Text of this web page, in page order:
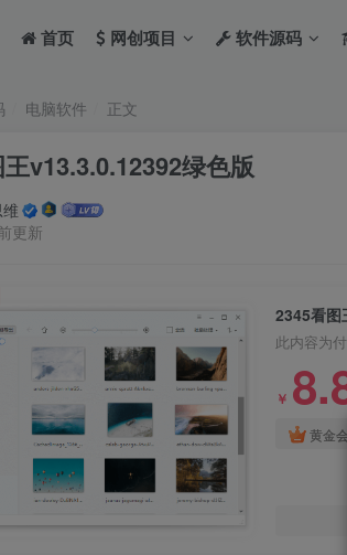
首页 网创项目 软件源码
电脑软件 正文
v13.3.0.12392绿色版
更新
2345看图
此内容为
￥
黄金会